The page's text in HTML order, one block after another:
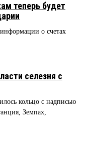
теперь будет
о счетах
селезня с
кольцо с надписью
Земпах,